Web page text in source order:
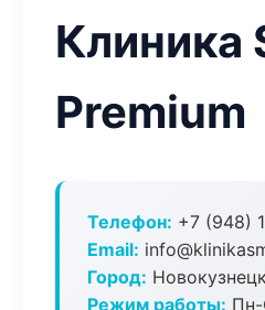
Клиника
Premium
Телефон: +7 (948)
Email:
Город: Новокузнецк
Режим работы: Пн-